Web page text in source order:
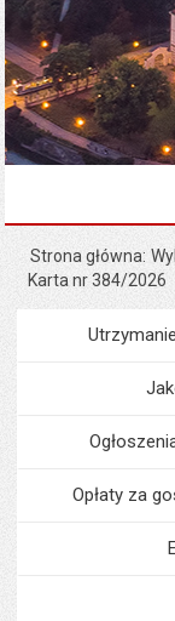
Strona główna
Karta nr 384/2026
Opłaty za